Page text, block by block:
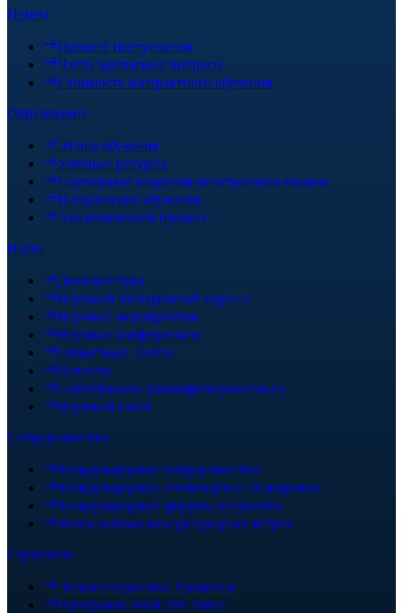
Прием
Процесс поступления
Часто задаваемые вопросы
Стоимость контрактного обучения
Образование
Этапы обучения
Учебные ресурсы
Сертификат владения иностранным языком
Направления обучения
Академический процесс
Наука
Докторантура
Научный электронный журнал
Научные мероприятия
Научные конференции
Олимпиада Tasimo
Патенты
Сертификаты (квалифицированные)
Научный совет
Сотрудничество
Международное сотрудничество
Международные стипендии и стажировки
Международные форумы и проекты
Фотоальбомы международных встреч
Студентам
Экзаменационные процессы
Программа Work and Travel